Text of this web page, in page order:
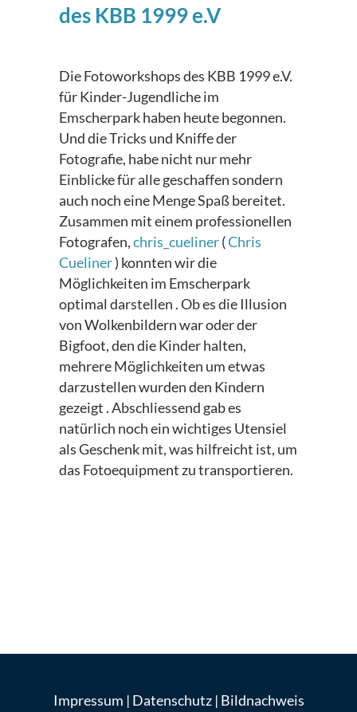
des KBB 1999 e.V
Die Fotoworkshops des KBB 1999 e.V.
für Kinder-Jugendliche im
Emscherpark haben heute begonnen.
Und die Tricks und Kniffe der
Fotografie, habe nicht nur mehr
Einblicke für alle geschaffen sondern
auch noch eine Menge Spaß bereitet.
Zusammen mit einem professionellen
Fotografen,chris_cueliner(Chris
Cueliner) konnten wir die
Möglichkeiten im Emscherpark
optimal darstellen . Ob es die Illusion
von Wolkenbildern war oder der
Bigfoot, den die Kinder halten,
mehrere Möglichkeiten um etwas
darzustellen wurden den Kindern
gezeigt . Abschliessend gab es
natürlich noch ein wichtiges Utensiel
als Geschenk mit, was hilfreicht ist, um
das Fotoequipment zu transportieren.
Impressum | Datenschutz| Bildnachweis